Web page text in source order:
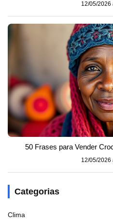
12/05/2026
50 Frases para Vender
12/05/2026
Categorias
Clima